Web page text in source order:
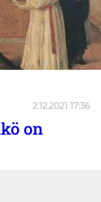
2.12.2021 17:36
on